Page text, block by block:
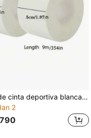
2 piezas de cinta deportiva blanca y vendaje, adecuado para baloncesto, fútbol y dedos, puede fijar los pies
2